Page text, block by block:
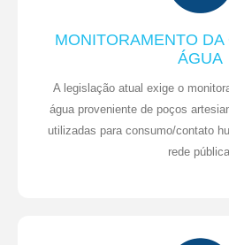
MONITORAMENTO
ÁGUA
A legislação atual exige o
água proveniente de poços
utilizadas para consumo/contato
rede